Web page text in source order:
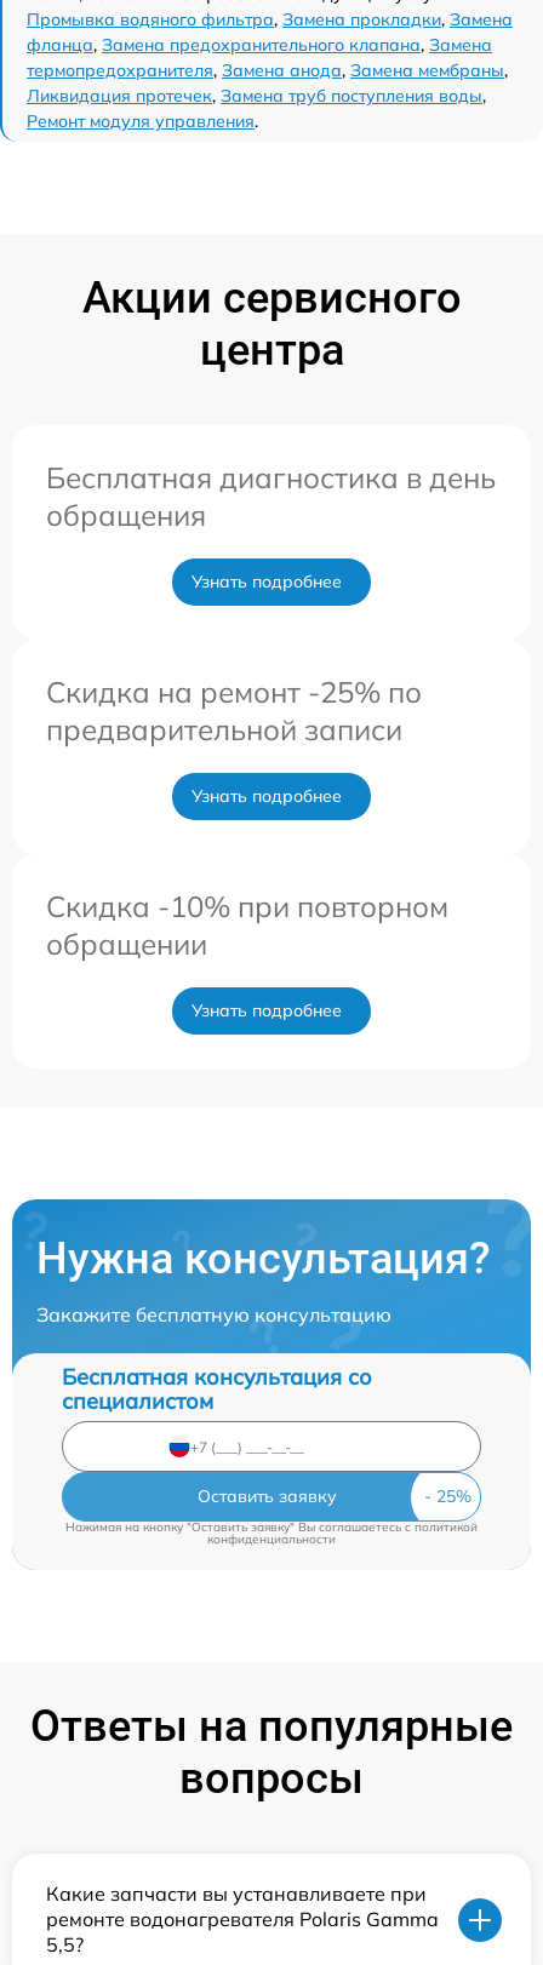
Промывка водяного фильтра, Замена прокладки, Замена
фланца, Замена предохранительного клапана, Замена
термопредохранителя, Замена анода, Замена мембраны,
Ликвидация протечек, Замена труб поступления воды,
Ремонт модуля управления.
Акции сервисного
центра
Бесплатная диагностика в день
обращения
Узнать подробнее
Скидка на ремонт -25% по
предварительной записи
Узнать подробнее
Скидка -10% при повторном
обращении
Узнать подробнее
Нужна консультация?
Закажите бесплатную консультацию
Бесплатная консультация со
специалистом
Оставить заявку
Нажимая на кнопку "Оставить заявку" Вы соглашаетесь cполитикой
конфиденциальности
Ответы на популярные
вопросы
Какие запчасти вы устанавливаете при
ремонте водонагревателя Polaris Gamma
5,5?